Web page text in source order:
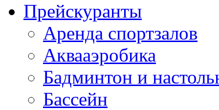
Прейскуранты
Аренда спортзалов
Аквааэробика
Бадминтон и
Бассейн